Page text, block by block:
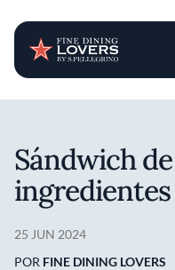
Sándwich
25 JUN 2024
POR FINE DINING LOVERS